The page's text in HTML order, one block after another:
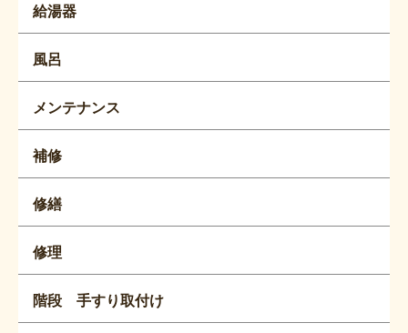
給湯器
風呂
メンテナンス
補修
修繕
修理
階段 手すり取付け